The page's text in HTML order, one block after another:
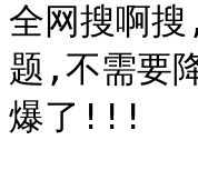
全网搜啊
题,不需要
爆了!!!